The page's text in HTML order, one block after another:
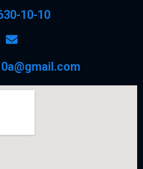
10-10